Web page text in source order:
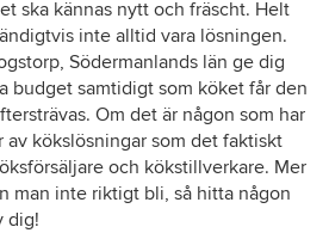
ska kännas nytt och fräscht. Helt
inte alltid vara lösningen.
Södermanlands län ge dig
budget samtidigt som köket får den
Om det är någon som har
kökslösningar som det faktiskt
och kökstillverkare. Mer
man inte riktigt bli, så hitta någon
dig!